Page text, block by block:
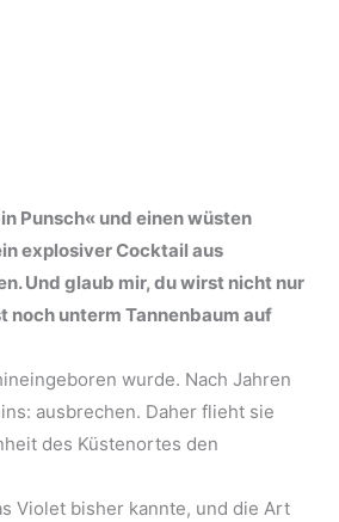
Punsch« und einen wüsten
explosiver Cocktail aus
Und glaub mir, du wirst nicht nur
noch unterm Tannenbaum auf
wurde. Nach Jahren
ausbrechen. Daher flieht sie
des Küstenortes den
Violet bisher kannte, und die Art